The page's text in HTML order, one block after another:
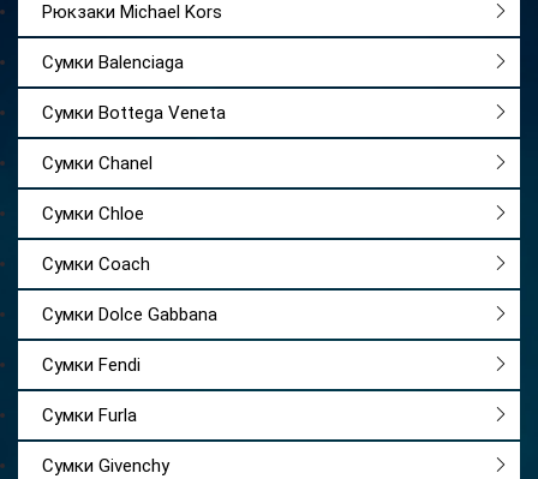
Рюкзаки Michael Kors
Сумки Balenciaga
Сумки Bottega Veneta
Сумки Chanel
Сумки Chloe
Сумки Coach
Сумки Dolce Gabbana
Сумки Fendi
Сумки Furla
Сумки Givenchy